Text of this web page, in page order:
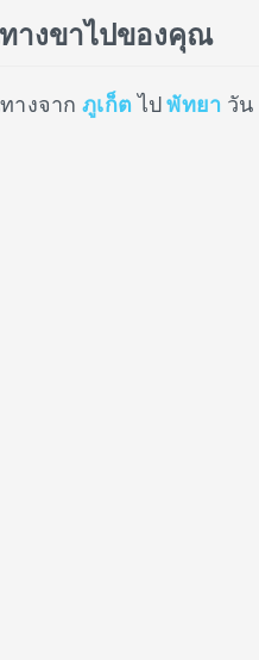
ทางขาไปของคุณ
างจาก ภูเก็ต ไปพัทยา วัน